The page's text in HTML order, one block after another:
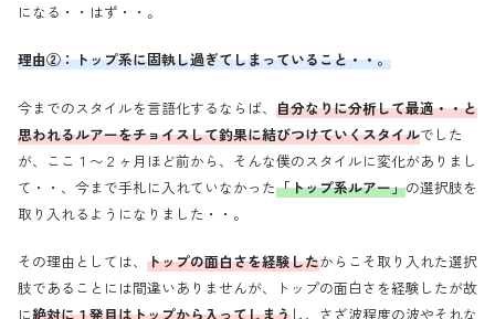
になる・・はず・・。
理由②：トップ系に固執し過ぎてしまっていること・・。
今までのスタイルを言語化するならば、 自分なりに分析して最適・・と
思われるルアーをチョイスして釣果に結びつけていくスタイルでした
が、ここ１〜２ヶ月ほど前から、そんな僕のスタイルに変化がありまし
て・・、今まで手札に入れていなかった「トップ系ルアー」の選択肢を
取り入れるようになりました・・。
その理由としては、 トップの面白さを経験したからこそ取り入れた選択
肢であることには間違いありませんが、トップの面白さを経験したが故
に絶対に１発目はトップから入ってしまうし、さざ波程度の波やそれな